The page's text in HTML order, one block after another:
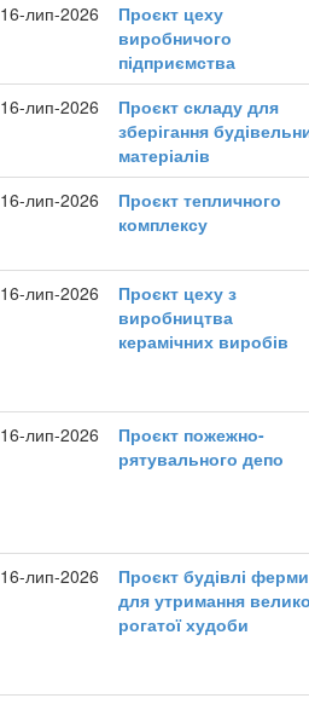
16-лип-2026
Проєкт цеху
виробничого
підприємства
16-лип-2026
Проєкт складу для
зберігання
матеріалів
16-лип-2026
Проєкт тепличного
комплексу
16-лип-2026
Проєкт цеху з
виробництва
керамічних виробів
16-лип-2026
Проєкт пожежно-
рятувального депо
16-лип-2026
Проєкт будівлі ферми
для утримання
рогатої худоби